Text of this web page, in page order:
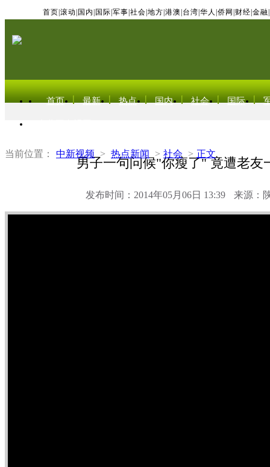
首页 滚动 国内 国际 军事 社会 地方 港澳 台湾 华人 侨网 财经 金融
首页 最新 热点 国内 社会 国际
当前位置： 中新视频 > 热点新闻 > 社会 > 正文
男子一句问候"你瘦了" 竟遭老友
发布时间：2014年05月06日 13:39 来源：